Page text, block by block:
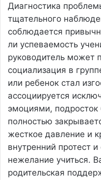
Диагностика
тщательного
соблюдается
ли успеваемость
руководитель может
социализация в
или ребенок стал
ассоциируется
эмоциями, подросток
полностью
жесткое давление и
внутренний протест
нежелание учиться.
родительская